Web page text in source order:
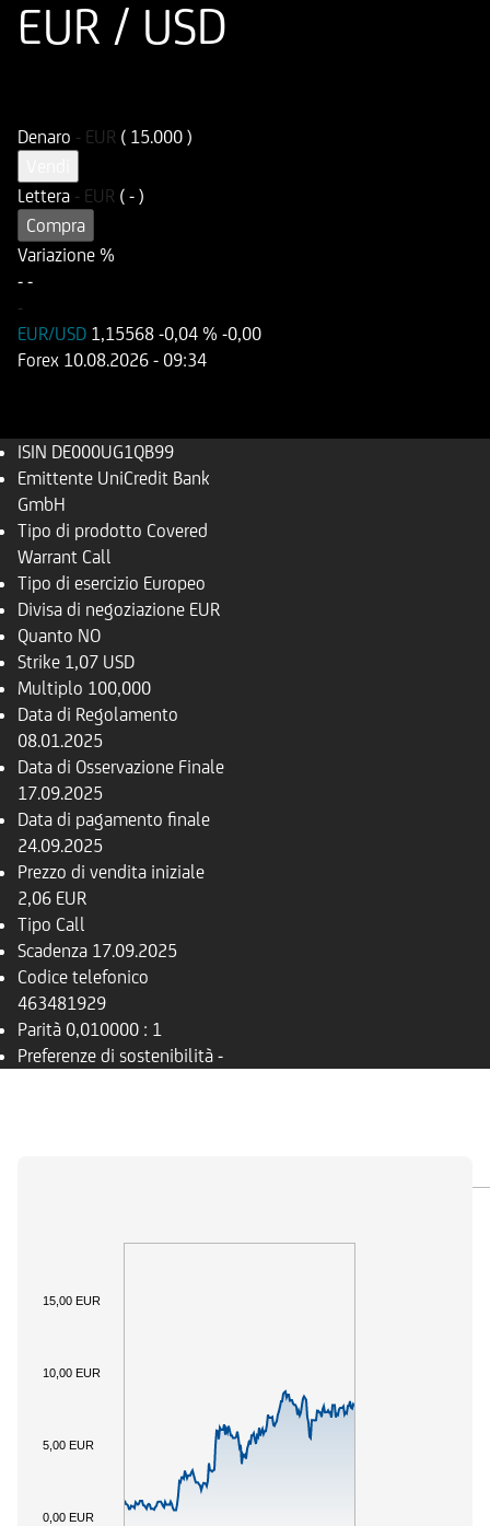
EUR / USD
Denaro - EUR ( 15.000 )
Lettera - EUR ( - )
Compra
Variazione %
- -
-
EUR/USD 1,15568 -0,04 % -0,00
Forex 10.08.2026 - 09:34
ISIN DE000UG1QB99
Emittente UniCredit Bank
GmbH
Tipo di prodotto Covered
Warrant Call
Tipo di esercizio Europeo
Divisa di negoziazione EUR
Quanto NO
Strike 1,07 USD
Multiplo 100,000
Data di Regolamento
08.01.2025
Data di Osservazione Finale
17.09.2025
Data di pagamento finale
24.09.2025
Prezzo di vendita iniziale
2,06 EUR
Tipo Call
Scadenza 17.09.2025
Codice telefonico
463481929
Parità 0,010000 : 1
Preferenze di sostenibilità -
0,00 EUR
5,00 EUR
10,00 EUR
15,00 EUR